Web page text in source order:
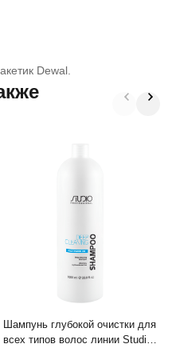
Dewal.
Шампунь глубокой очистки для
всех типов волос линии Studio